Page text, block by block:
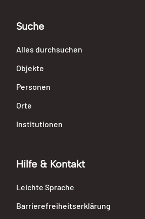
Suche
Alles durchsuchen
Objekte
Personen
Orte
Institutionen
Hilfe & Kontakt
Leichte Sprache
Barrierefreiheitserklärung